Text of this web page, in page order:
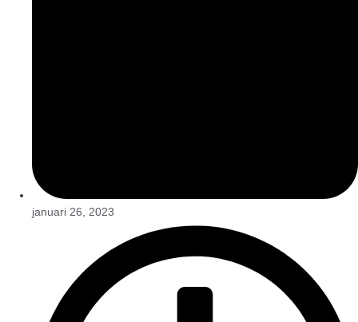
januari 26, 2023